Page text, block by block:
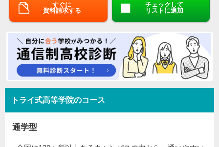
すぐに
資料請求する
チェックして
リストに追加
トライ式高等学院のコース
通学型